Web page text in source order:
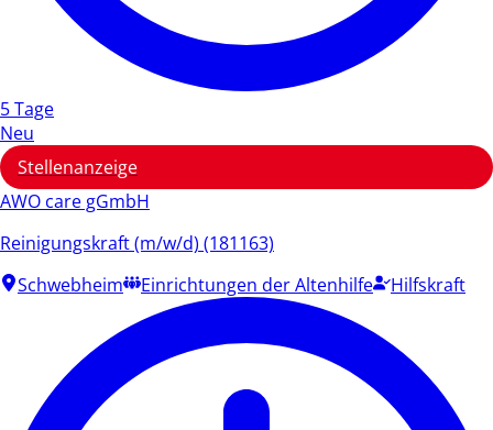
5 Tage
Neu
Stellenanzeige
AWO care gGmbH
Reinigungskraft (m/w/d) (181163)
Schwebheim
Einrichtungen der Altenhilfe Hilfskraft